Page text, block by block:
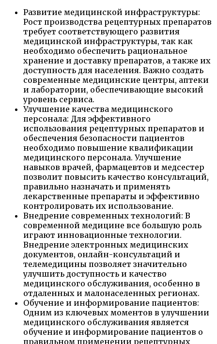
Развитие медицинской инфраструктуры:
Рост производства рецептурных препаратов
требует соответствующего развития
медицинской инфраструктуры, так как
необходимо обеспечить рациональное
хранение и доставку препаратов, а также их
доступность для населения. Важно создать
современные медицинские центры, аптеки
и лаборатории, обеспечивающие высокий
уровень сервиса.
Улучшение качества медицинского
персонала: Для эффективного
использования рецептурных препаратов и
обеспечения безопасности пациентов
необходимо повышение квалификации
медицинского персонала. Улучшение
навыков врачей, фармацевтов и медсестер
позволит повысить качество консультаций,
правильно назначать и применять
лекарственные препараты и эффективно
контролировать их использование.
Внедрение современных технологий: В
современной медицине все большую роль
играют инновационные технологии.
Внедрение электронных медицинских
документов, онлайн-консультаций и
телемедицины позволяет значительно
улучшить доступность и качество
медицинского обслуживания, особенно в
отдаленных и малонаселенных регионах.
Обучение и информирование пациентов:
Одним из ключевых моментов в улучшении
медицинского обслуживания является
обучение и информирование пациентов о
правильном применении рецептурных